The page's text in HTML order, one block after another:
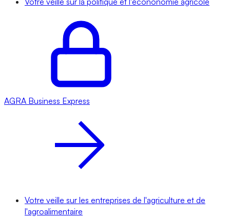
AGRA Business Express
Votre veille sur les entreprises de l'agriculture et de
l'agroalimentaire